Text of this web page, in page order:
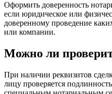
Оформить доверенность
если юридическое или
доверенному проведение
или компании.
Можно ли
При наличии реквизитов
лицу проверяется